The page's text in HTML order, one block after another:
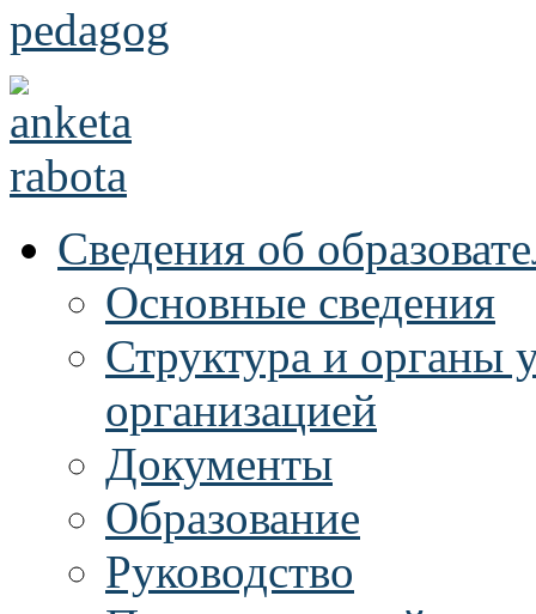
Сведения об
Основные сведения
Структура и органы
организацией
Документы
Образование
Руководство